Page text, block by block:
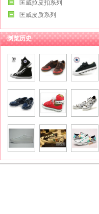
匡威拉皮扣系列
匡威皮质系列
浏览历史